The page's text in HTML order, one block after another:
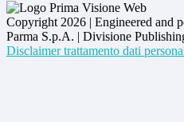
Copyright 2026 | Engineered and
Parma S.p.A. | Divisione
Disclaimer trattamento dati